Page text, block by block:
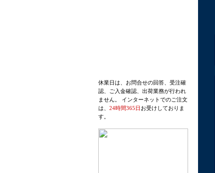
休業日は、お問合せの回答、受注確
認、ご入金確認、出荷業務が行われ
ません。 インターネットでのご注文
は、 24時間365日 お受けしておりま
す。